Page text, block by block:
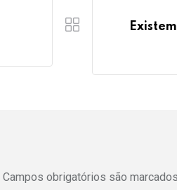
Campos obrigatórios são